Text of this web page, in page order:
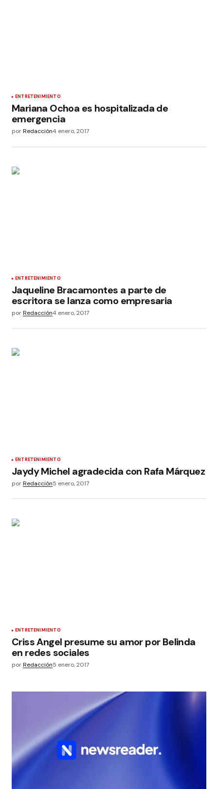
ENTRETENIMIENTO
Mariana Ochoa es hospitalizada de
emergencia
porRedacción4 enero, 2017
ENTRETENIMIENTO
Jaqueline Bracamontes a parte de
escritora se lanza como empresaria
porRedacción4 enero, 2017
ENTRETENIMIENTO
Jaydy Michel agradecida con Rafa Márquez
porRedacción5 enero, 2017
ENTRETENIMIENTO
Criss Angel presume su amor por Belinda
en redes sociales
porRedacción5 enero, 2017